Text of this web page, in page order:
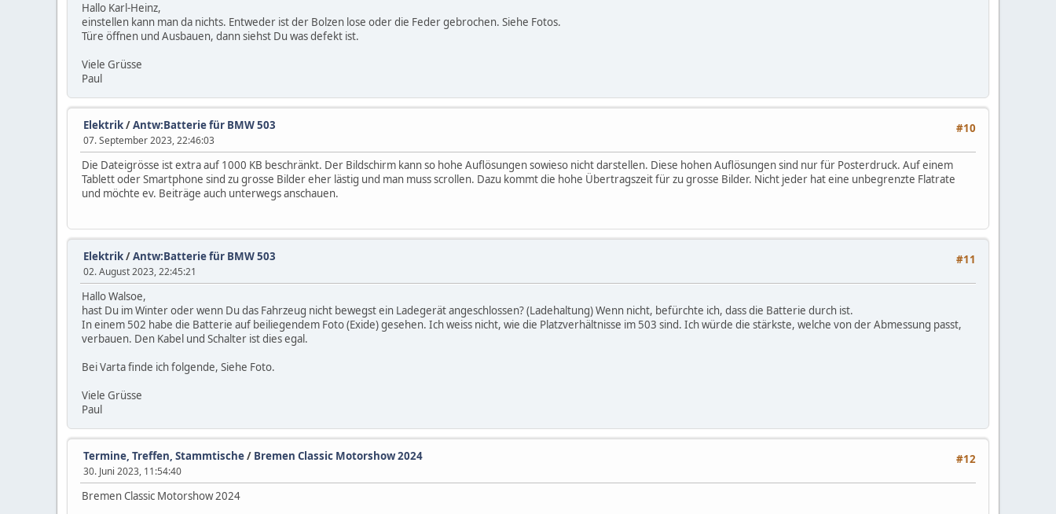
Hallo Karl-Heinz,
einstellen kann man da nichts. Entweder ist der Bolzen lose oder die Feder gebrochen. Siehe Fotos.
Türe öffnen und Ausbauen, dann siehst Du was defekt ist.
Viele Grüsse
Paul
#10
Elektrik/Antw:Batterie für BMW 503
07. September 2023, 22:46:03
Die Dateigrösse ist extra auf 1000 KB beschränkt. Der Bildschirm kann so hohe Auflösungen sowieso nicht darstellen. Diese hohen Auflösungen sind nur für Posterdruck. Auf einem
Tablett oder Smartphone sind zu grosse Bilder eher lästig und man muss scrollen. Dazu kommt die hohe Übertragszeit für zu grosse Bilder. Nicht jeder hat eine unbegrenzte Flatrate
und möchte ev. Beiträge auch unterwegs anschauen.
#11
Elektrik/Antw:Batterie für BMW 503
02. August 2023, 22:45:21
Hallo Walsoe,
hast Du im Winter oder wenn Du das Fahrzeug nicht bewegst ein Ladegerät angeschlossen? (Ladehaltung) Wenn nicht, befürchte ich, dass die Batterie durch ist.
In einem 502 habe die Batterie auf beiliegendem Foto (Exide) gesehen. Ich weiss nicht, wie die Platzverhältnisse im 503 sind. Ich würde die stärkste, welche von der Abmessung passt,
verbauen. Den Kabel und Schalter ist dies egal.
Bei Varta finde ich folgende, Siehe Foto.
Viele Grüsse
Paul
#12
Termine, Treffen, Stammtische/ Bremen Classic Motorshow 2024
30. Juni 2023, 11:54:40
Bremen Classic Motorshow 2024